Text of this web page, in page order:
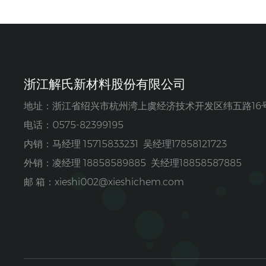
浙江解氏新材料股份有限公司
地址：浙江省绍兴市杭州湾上虞经济技术开发区纬五路16
电话：0575-82399195
内销：马经理 15715833231 吴经理17858121723
外销：凌经理 18858589885 关经理18858587885
邮 箱：xieshi002@xieshichem.com